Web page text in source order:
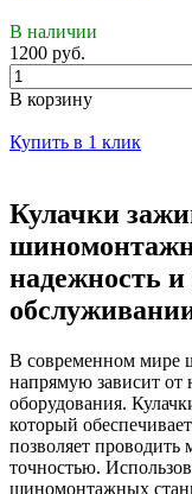
В наличии
1200 руб.
В корзину
Купить в 1 клик
Кулачки
надежность
В современном мире
напрямую зависит от
оборудования.
который
позволяет
точностью.
шиномонтажных